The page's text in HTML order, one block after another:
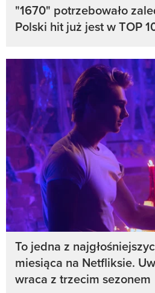
"1670" potrzebowało
Polski hit już jest w TOP
To jedna z
miesiąca na Netfliksie.
wraca z trzecim sezonem